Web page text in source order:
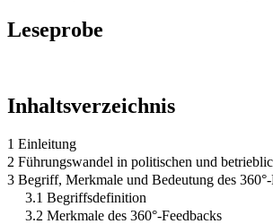
Leseprobe
Inhaltsverzeichnis
1 Einleitung
2 Führungswandel in politischen und
3 Begriff, Merkmale und Bedeutung des 360°-
3.1 Begriffsdefinition
3.2 Merkmale des 360°-Feedbacks